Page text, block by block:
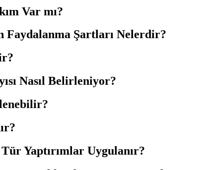
Var mı?
Faydalanma Şartları Nelerdir?
Nasıl Belirleniyor?
Yaptırımlar Uygulanır?